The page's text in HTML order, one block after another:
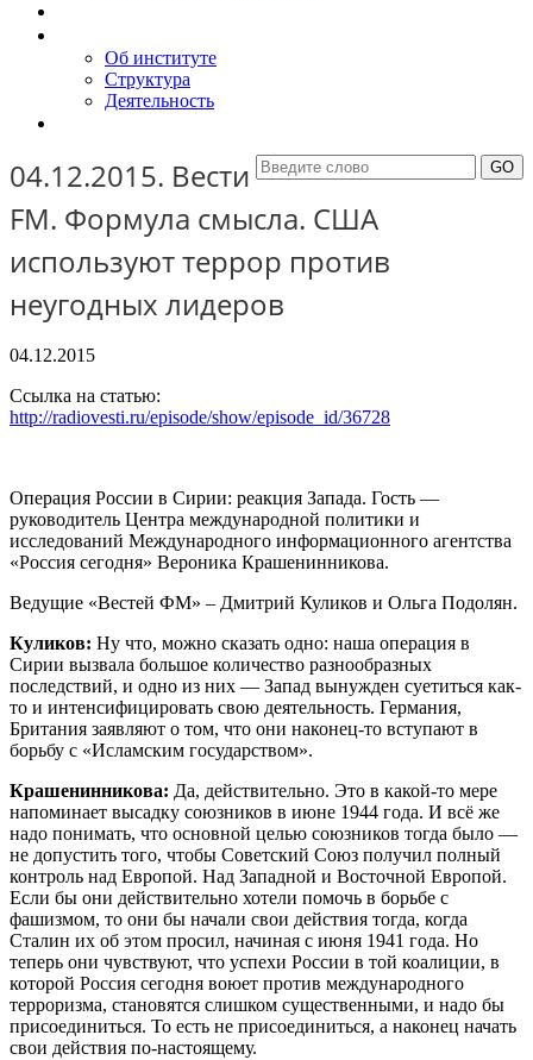
Об институте
Структура
Деятельность
04.12.2015. Вести
FM. Формула смысла. США
используют террор против
неугодных лидеров
04.12.2015
Ссылка на статью:
http://radiovesti.ru/episode/show/episode_id/36728
Операция России в Сирии: реакция Запада. Гость —
руководитель Центра международной политики и
исследований Международного информационного агентства
«Россия сегодня» Вероника Крашенинникова.
Ведущие «Вестей ФМ» – Дмитрий Куликов и Ольга Подолян.
Куликов: Ну что, можно сказать одно: наша операция в
Сирии вызвала большое количество разнообразных
последствий, и одно из них — Запад вынужден суетиться как-
то и интенсифицировать свою деятельность. Германия,
Британия заявляют о том, что они наконец-то вступают в
борьбу с «Исламским государством».
Крашенинникова: Да, действительно. Это в какой-то мере
напоминает высадку союзников в июне 1944 года. И всё же
надо понимать, что основной целью союзников тогда было —
не допустить того, чтобы Советский Союз получил полный
контроль над Европой. Над Западной и Восточной Европой.
Если бы они действительно хотели помочь в борьбе с
фашизмом, то они бы начали свои действия тогда, когда
Сталин их об этом просил, начиная с июня 1941 года. Но
теперь они чувствуют, что успехи России в той коалиции, в
которой Россия сегодня воюет против международного
терроризма, становятся слишком существенными, и надо бы
присоединиться. То есть не присоединиться, а наконец начать
свои действия по-настоящему.